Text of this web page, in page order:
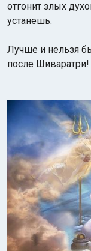
отгонит злых
устанешь.
Лучше и нельзя
после Шиваратри!